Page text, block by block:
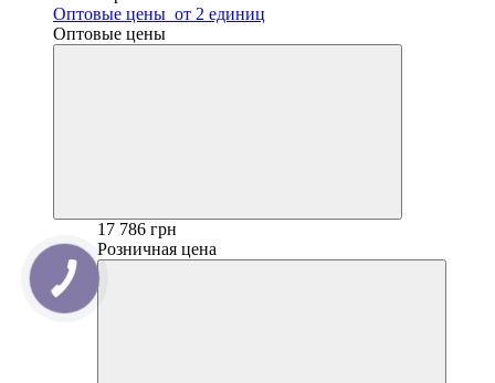
Оптовые цены от 2 единиц
Оптовые цены
17 786 грн
Розничная цена